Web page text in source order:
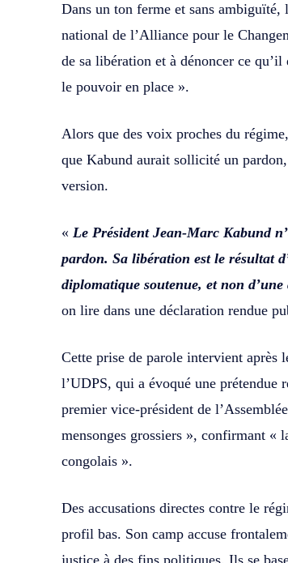
Dans un ton ferme et sans
national de l’Alliance pour le
de sa libération et à dénoncer ce
le pouvoir en place ».
Alors que des voix proches du
que Kabund aurait sollicité un
version.
« Le Président Jean-Marc Kabund
pardon. Sa libération est le résultat
diplomatique soutenue, et non
on lire dans une déclaration rendue
Cette prise de parole intervient après
l’UDPS, qui a évoqué une prétendue
premier vice-président de
mensonges grossiers », confirmant «
congolais ».
Des accusations directes contre le
profil bas. Son camp accuse